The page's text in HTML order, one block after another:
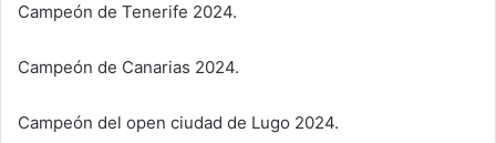
Campeón de Tenerife 2024.
Campeón de Canarias 2024.
Campeón del open ciudad de Lugo 2024.